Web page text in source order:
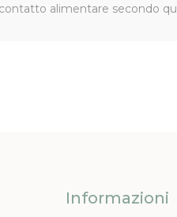
alimentare secondo
Informazioni